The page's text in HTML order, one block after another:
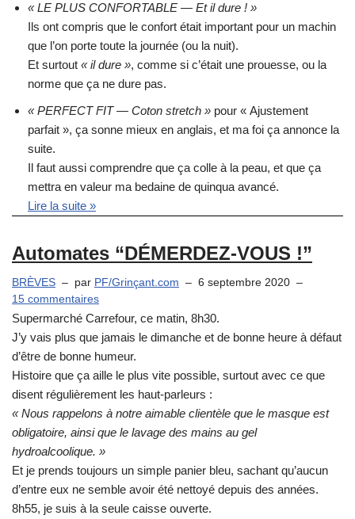
« LE PLUS CONFORTABLE — Et il dure ! »
Ils ont compris que le confort était important pour un machin
que l’on porte toute la journée (ou la nuit).
Et surtout « il dure », comme si c’était une prouesse, ou la
norme que ça ne dure pas.
« PERFECT FIT — Coton stretch » pour « Ajustement
parfait », ça sonne mieux en anglais, et ma foi ça annonce la
suite.
Il faut aussi comprendre que ça colle à la peau, et que ça
mettra en valeur ma bedaine de quinqua avancé.
Lire la suite »
Automates “DÉMERDEZ-VOUS !”
BRÈVES par PF/Grinçant.com
6 septembre 2020
15 commentaires
Supermarché Carrefour, ce matin, 8h30.
J’y vais plus que jamais le dimanche et de bonne heure à défaut
d’être de bonne humeur.
Histoire que ça aille le plus vite possible, surtout avec ce que
disent régulièrement les haut-parleurs :
« Nous rappelons à notre aimable clientèle que le masque est
obligatoire, ainsi que le lavage des mains au gel
hydroalcoolique. »
Et je prends toujours un simple panier bleu, sachant qu’aucun
d’entre eux ne semble avoir été nettoyé depuis des années.
8h55, je suis à la seule caisse ouverte.